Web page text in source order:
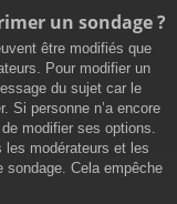
un sondage ?
être modifiés que
Pour modifier un
du sujet car le
Si personne n’a encore
modifier ses options.
modérateurs et les
sondage. Cela empêche